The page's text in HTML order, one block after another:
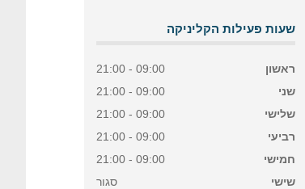
שעות פעילות הקליניקה
ראשון
09:00 - 21:00
שני
09:00 - 21:00
שלישי
09:00 - 21:00
רביעי
09:00 - 21:00
חמישי
09:00 - 21:00
שישי
סגור